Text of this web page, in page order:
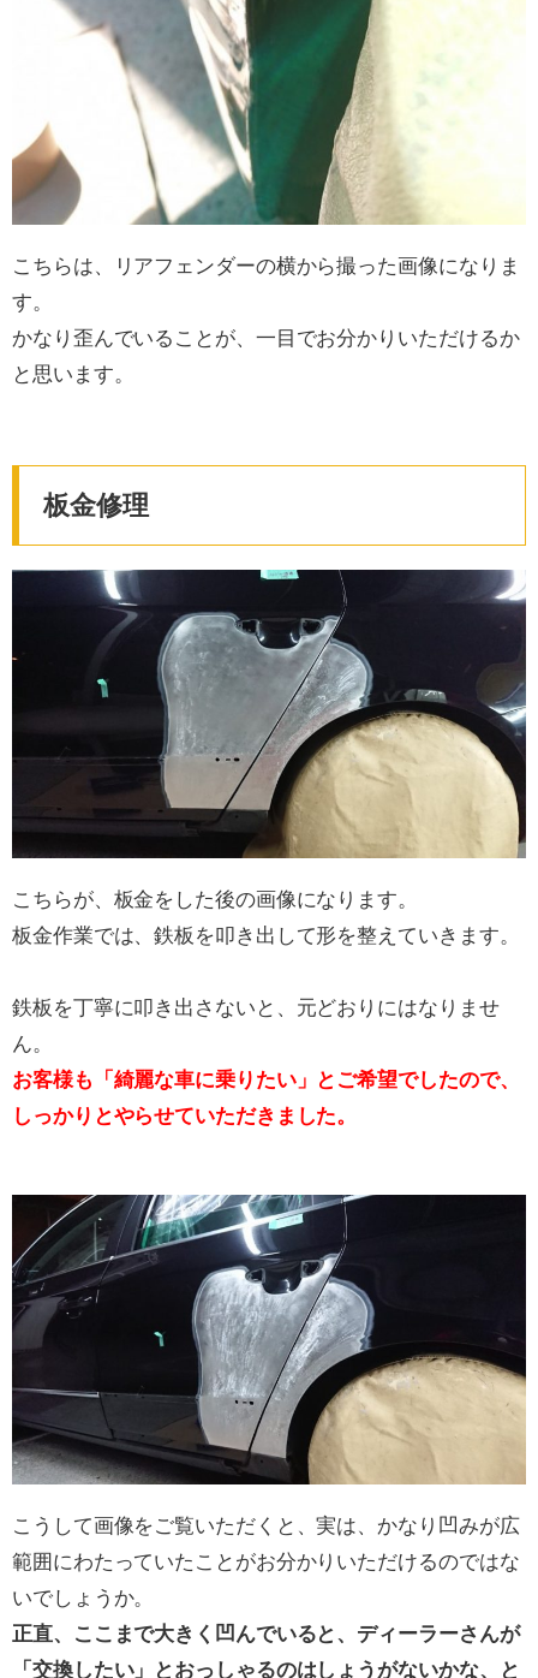
こちらは、リアフェンダーの横から撮った画像になりま
す。
かなり歪んでいることが、一目でお分かりいただけるか
と思います。
板金修理
こちらが、板金をした後の画像になります。
板金作業では、鉄板を叩き出して形を整えていきます。
鉄板を丁寧に叩き出さないと、元どおりにはなりませ
ん。
お客様も「綺麗な車に乗りたい」とご希望でしたので、
しっかりとやらせていただきました。
こうして画像をご覧いただくと、実は、かなり凹みが広
範囲にわたっていたことがお分かりいただけるのではな
いでしょうか。
正直、ここまで大きく凹んでいると、ディーラーさんが
「交換したい」とおっしゃるのはしょうがないかな、と